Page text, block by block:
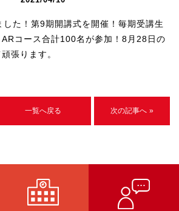
プロフェッショナル
コース》
た！第9期開講式を開催！毎期受講生
コース合計100名が参加！8月28日の
張ります。
一覧へ戻る 次の記事へ »